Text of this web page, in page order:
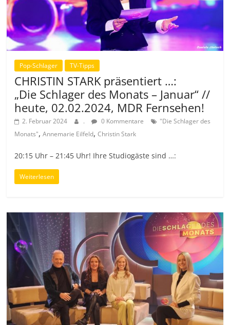
Pop-Schlager TV-Tipps
CHRISTIN STARK präsentiert …:
„Die Schlager des Monats – Januar“ //
heute, 02.02.2024, MDR Fernsehen!
2. Februar 2024 . 0 Kommentare
"Die Schlager des
Monats",Annemarie Eilfeld,Christin Stark
20:15 Uhr – 21:45 Uhr! Ihre Studiogäste sind …:
Weiterlesen